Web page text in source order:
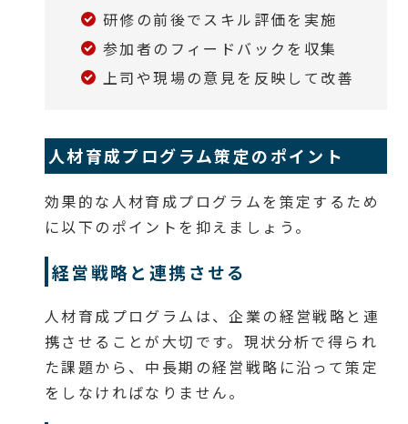
研修の前後でスキル評価を実施
参加者のフィードバックを収集
上司や現場の意見を反映して改善
人材育成プログラム策定のポイント
効果的な人材育成プログラムを策定するため
に以下のポイントを抑えましょう。
経営戦略と連携させる
人材育成プログラムは、企業の経営戦略と連
携させることが大切です。現状分析で得られ
た課題から、中長期の経営戦略に沿って策定
をしなければなりません。